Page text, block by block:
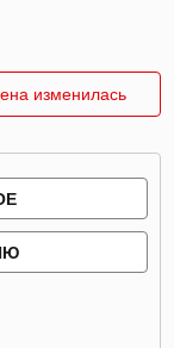
изменилась